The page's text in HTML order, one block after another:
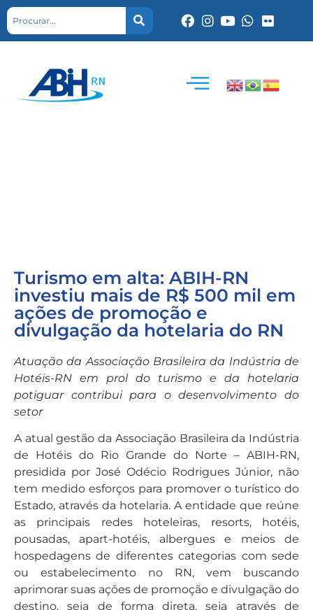
Turismo em alta: ABIH-RN
investiu mais de R$ 500 mil em
ações de promoção e
divulgação da hotelaria do RN
Atuação da Associação Brasileira da Indústria de
Hotéis-RN em prol do turismo e da hotelaria
potiguar contribui para o desenvolvimento do
setor
A atual gestão da Associação Brasileira da Indústria
de Hotéis do Rio Grande do Norte – ABIH-RN,
presidida por José Odécio Rodrigues Júnior, não
tem medido esforços para promover o turístico do
Estado, através da hotelaria. A entidade que reúne
as principais redes hoteleiras, resorts, hotéis,
pousadas, apart-hotéis, albergues e meios de
hospedagens de diferentes categorias com sede
ou estabelecimento no RN, vem buscando
aprimorar suas ações de promoção e divulgação do
destino, seja de forma direta, seja através de